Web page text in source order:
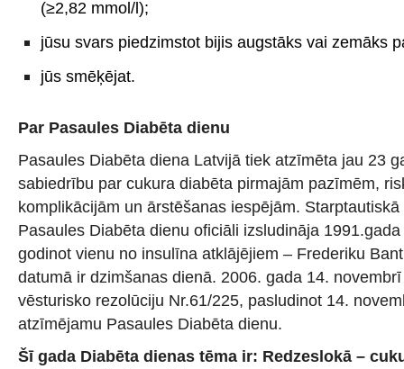
(≥2,82 mmol/l);
jūsu svars piedzimstot bijis augstāks vai zemāks
jūs smēķējat.
Par Pasaules Diabēta dienu
Pasaules Diabēta diena Latvijā tiek atzīmēta jau 23
sabiedrību par cukura diabēta pirmajām pazīmēm,
komplikācijām un ārstēšanas iespējām.
Pasaules Diabēta dienu oficiāli izsludināja
godinot vienu no insulīna atklājējiem – Frederiku
datumā ir dzimšanas dienā. 2006. gada 14.
vēsturisko rezolūciju Nr.61/225, pasludinot 14.
atzīmējamu Pasaules Diabēta dienu.
Šī gada Diabēta dienas tēma ir: Redzeslokā –